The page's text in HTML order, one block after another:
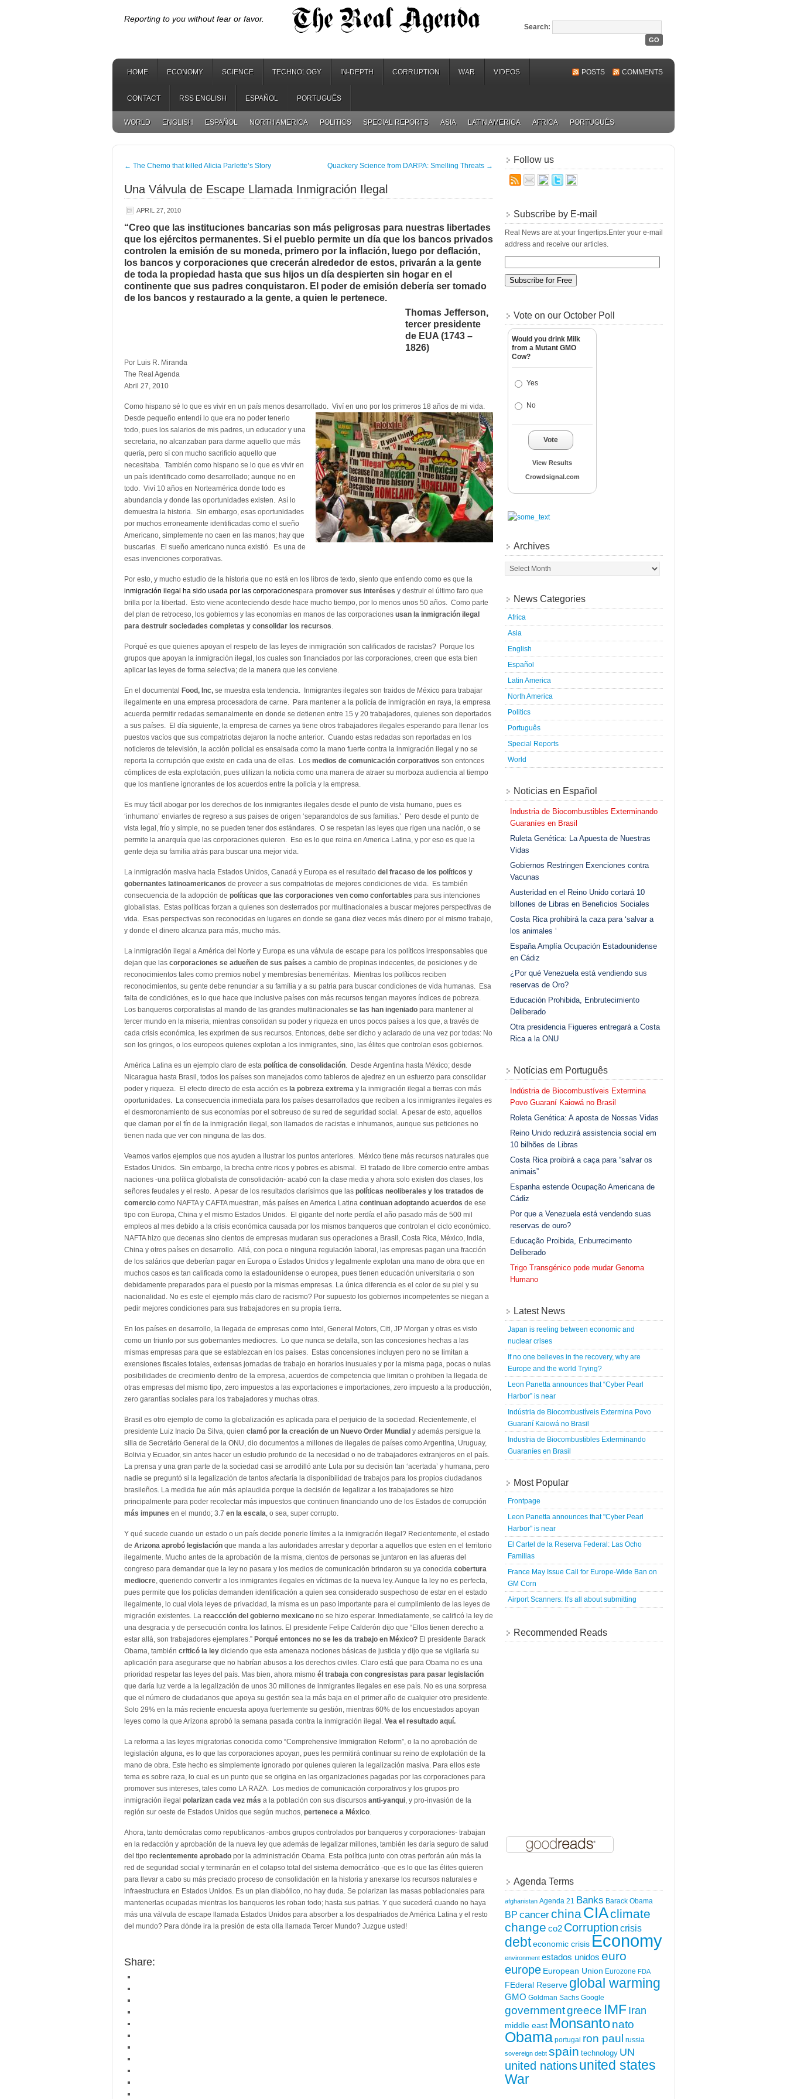
Reporting to you without fear or favor.
Search:
HOME ECONOMY SCIENCE TECHNOLOGY IN-DEPTH CORRUPTION WAR VIDEOS
CONTACT RSS ENGLISH ESPAÑOL PORTUGUÊS
POSTS COMMENTS
WORLD ENGLISH ESPAÑOL NORTH AMERICA POLITICS SPECIAL REPORTS ASIA LATIN AMERICA AFRICA PORTUGUÊS
← The Chemo that killed Alicia Parlette’s Story Quackery Science from DARPA: Smelling Threats →
Una Válvula de Escape Llamada Inmigración Ilegal
APRIL 27, 2010
“Creo que las instituciones bancarias son más peligrosas para nuestras libertades
que los ejércitos permanentes. Si el pueblo permite un día que los bancos privados
controlen la emisión de su moneda, primero por la inflación, luego por deflación,
los bancos y corporaciones que crecerán alrededor de estos, privarán a la gente
de toda la propiedad hasta que sus hijos un día despierten sin hogar en el
continente que sus padres conquistaron. El poder de emisión debería ser tomado
de los bancos y restaurado a la gente, a quien le pertenece.
Thomas Jefferson,
tercer presidente
de EUA (1743 –
1826)
Por Luis R. Miranda
The Real Agenda
Abril 27, 2010
Como hispano sé lo que es vivir en un país menos desarrollado. Viví en uno por los primeros 18 años de mi vida.
Desde pequeño entendí lo que era no poder tenerlo
todo, pues los salarios de mis padres, un educador y una
secretaria, no alcanzaban para darme aquello que más
quería, pero sí con mucho sacrificio aquello que
necesitaba. También como hispano se lo que es vivir en
un país identificado como desarrollado; aunque no en
todo. Viví 10 años en Norteamérica donde todo es
abundancia y donde las oportunidades existen. Así lo
demuestra la historia. Sin embargo, esas oportunidades
por muchos erroneamente identificadas como el sueño
Americano, simplemente no caen en las manos; hay que
buscarlas. El sueño americano nunca existió. Es una de
esas invenciones corporativas.
Por esto, y mucho estudio de la historia que no está en los libros de texto, siento que entiendo como es que la
inmigración ilegal ha sido usada por las corporacionespara promover sus interéses y destruir el último faro que
brilla por la libertad. Esto viene aconteciendo desde hace mucho tiempo, por lo menos unos 50 años. Como parte
del plan de retroceso, los gobiernos y las economías en manos de las corporaciones usan la inmigración ilegal
para destruir sociedades completas y consolidar los recursos.
Porqué es que quienes apoyan el respeto de las leyes de inmigración son calificados de racistas? Porque los
grupos que apoyan la inmigración ilegal, los cuales son financiados por las corporaciones, creen que esta bien
aplicar las leyes de forma selectiva; de la manera que les conviene.
En el documental Food, Inc, se muestra esta tendencia. Inmigrantes ilegales son traidos de México para trabajar
ilegalmente en una empresa procesadora de carne. Para mantener a la policía de inmigración en raya, la empresa
acuerda permitir redadas semanalmente en donde se detienen entre 15 y 20 trabajadores, quienes son deportados
a sus países. El día siguiente, la empresa de carnes ya tiene otros trabajadores ilegales esperando para llenar los
puestos vacíos que sus compatriotas dejaron la noche anterior. Cuando estas redadas son reportadas en los
noticieros de televisión, la acción policial es ensalsada como la mano fuerte contra la inmigración ilegal y no se
reporta la corrupción que existe en cada una de ellas. Los medios de comunicación corporativos son entonces
cómplices de esta explotación, pues utilizan la noticia como una manera de atraer su morboza audiencia al tiempo
que los mantiene ignorantes de los acuerdos entre la policía y la empresa.
Es muy fácil abogar por los derechos de los inmigrantes ilegales desde el punto de vista humano, pues es
‘inhumano’ enviarles de regreso a sus paises de origen ‘separandolos de sus familias.’ Pero desde el punto de
vista legal, frío y simple, no se pueden tener dos estándares. O se respetan las leyes que rigen una nación, o se
permite la anarquía que las corporaciones quieren. Eso es lo que reina en America Latina, y por eso es que la
gente deja su familia atrás para buscar una mejor vida.
La inmigración masiva hacia Estados Unidos, Canadá y Europa es el resultado del fracaso de los políticos y
gobernantes latinoamericanos de proveer a sus compatriotas de mejores condiciones de vida. Es también
consecuencia de la adopción de políticas que las corporaciones ven como confortables para sus intenciones
globalistas. Estas políticas forzan a quienes son desterrados por multinacionales a buscar mejores perspectivas de
vida. Esas perspectivas son reconocidas en lugares en donde se gana diez veces más dinero por el mismo trabajo,
y donde el dinero alcanza para más, mucho más.
La inmigración ilegal a América del Norte y Europa es una válvula de escape para los políticos irresponsables que
dejan que las corporaciones se adueñen de sus países a cambio de propinas indecentes, de posiciones y de
reconocimientos tales como premios nobel y membresías beneméritas. Mientras los políticos reciben
reconocimientos, su gente debe renunciar a su família y a su patria para buscar condiciones de vida humanas. Esa
falta de condiciónes, es lo que hace que inclusive países con más recursos tengan mayores índices de pobreza.
Los banqueros corporatistas al mando de las grandes multinacionales se las han ingeniado para mantener al
tercer mundo en la miseria, mientras consolidan su poder y riqueza en unos pocos países a los que, a través de
cada crisis económica, les exprimen de sus recursos. Entonces, debe ser dicho y aclarado de una vez por todas: No
son los gringos, o los europeos quienes explotan a los inmigrantes, sino, las élites que controlan esos gobiernos.
América Latina es un ejemplo claro de esta política de consolidación. Desde Argentina hasta México; desde
Nicaragua hasta Brasil, todos los países son manejados como tableros de ajedrez en un esfuerzo para consolidar
poder y riqueza. El efecto directo de esta acción es la pobreza extrema y la inmigración ilegal a tierras con más
oportunidades. La consecuencia inmediata para los países desarrollados que reciben a los inmigrantes ilegales es
el desmoronamiento de sus economías por el sobreuso de su red de seguridad social. A pesar de esto, aquellos
que claman por el fín de la inmigración ilegal, son llamados de racistas e inhumanos, aunque sus peticiones no
tienen nada que ver con ninguna de las dos.
Veamos varios ejemplos que nos ayuden a ilustrar los puntos anteriores. México tiene más recursos naturales que
Estados Unidos. Sin embargo, la brecha entre ricos y pobres es abismal. El tratado de libre comercio entre ambas
naciones -una política globalista de consolidación- acabó con la clase media y ahora solo existen dos clases, los
señores feudales y el resto. A pesar de los resultados clarísimos que las políticas neoliberales y los tratados de
comercio como NAFTA y CAFTA muestran, más países en America Latina continuan adoptando acuerdos de ese
tipo con Europa, China y el mismo Estados Unidos. El gigante del norte perdía el año pasado más de 500 mil
empleos al mes debido a la crisis económica causada por los mismos banqueros que controlan el ciclo económico.
NAFTA hizo que decenas sino cientos de empresas mudaran sus operaciones a Brasil, Costa Rica, México, India,
China y otros países en desarrollo. Allá, con poca o ninguna regulación laboral, las empresas pagan una fracción
de los salários que deberían pagar en Europa o Estados Unidos y legalmente explotan una mano de obra que en
muchos casos es tan calificada como la estadounidense o europea, pues tienen educación universitaria o son
debidamente preparados para el puesto por la mismas empresas. La única diferencia es el color de su piel y su
nacionalidad. No es este el ejemplo más claro de racismo? Por supuesto los gobiernos incompetentes se niegan a
pedir mejores condiciones para sus trabajadores en su propia tierra.
En los países en desarrollo, la llegada de empresas como Intel, General Motors, Citi, JP Morgan y otras es visto
como un triunfo por sus gobernantes mediocres. Lo que nunca se detalla, son las concesiones hechas a las
mismas empresas para que se establezcan en los países. Estas concensiones incluyen pero no se limitan a
exensiones fiscales totales, extensas jornadas de trabajo en horarios inusuales y por la misma paga, pocas o nulas
posibilidades de crecimiento dentro de la empresa, acuerdos de competencia que limitan o prohiben la llegada de
otras empresas del mismo tipo, zero impuestos a las exportaciones e importaciones, zero impuesto a la producción,
zero garantías sociales para los trabajadores y muchas otras.
Brasil es otro ejemplo de como la globalización es aplicada para el perjuicio de la sociedad. Recientemente, el
presidente Luiz Inacio Da Silva, quien clamó por la creación de un Nuevo Order Mundial y además persigue la
silla de Secretário General de la ONU, dio documentos a millones de ilegales de países como Argentina, Uruguay,
Bolivia y Ecuador, sin antes hacer un estudio profundo de la necesidad o no de trabajadores extranjeros en el país.
La prensa y una gran parte de la sociedad casi se arrodilló ante Lula por su decisión tan ‘acertada’ y humana, pero
nadie se preguntó si la legalización de tantos afectaría la disponibilidad de trabajos para los propios ciudadanos
brasileños. La medida fue aún más aplaudida porque la decisión de legalizar a los trabajadores se hizo
principalmente para poder recolectar más impuestos que continuen financiando uno de los Estados de corrupción
más impunes en el mundo; 3.7 en la escala, o sea, super corrupto.
Y qué sucede cuando un estado o un país decide ponerle límites a la inmigración ilegal? Recientemente, el estado
de Arizona aprobó legislación que manda a las autoridades arrestar y deportar a aquellos que esten en el territorio
ilegalmente. Mucho antes de la aprobación de la misma, cientos de personas se juntaron en las afueras del
congreso para demandar que la ley no pasara y los medios de comunicación brindaron su ya conocida cobertura
mediocre, queriendo convertir a los inmigrantes ilegales en víctimas de la nueva ley. Aunque la ley no es perfecta,
pues permite que los policías demanden identificación a quien sea considerado suspechoso de estar en el estado
ilegalmente, lo cual viola leyes de privacidad, la misma es un paso importante para el cumplimiento de las leyes de
migración existentes. La reaccción del gobierno mexicano no se hizo esperar. Inmediatamente, se calificó la ley de
una desgracia y de persecución contra los latinos. El presidente Felipe Calderón dijo que “Ellos tienen derecho a
estar allá, son trabajadores ejemplares.” Porqué entonces no se les da trabajo en México? El presidente Barack
Obama, también criticó la ley diciendo que esta amenaza nociones básicas de justicia y dijo que se vigilaría su
aplicación para asegurarse que no habrían abusos a los derechos civiles. Claro está que para Obama no es una
prioridad respetar las leyes del país. Mas bien, ahora mismo él trabaja con congresistas para pasar legislación
que daría luz verde a la legalización de unos 30 millones de inmigrantes ilegales en ese país. No es una sorpresa
que el número de ciudadanos que apoya su gestión sea la más baja en el primer año de cualquier otro presidente.
Solo 29% en la más reciente encuesta apoya fuertemente su gestión, mientras 60% de los encuestados apoyan
leyes como la que Arizona aprobó la semana pasada contra la inmigración ilegal. Vea el resultado aquí.
La reforma a las leyes migratorias conocida como “Comprehensive Immigration Reform”, o la no aprobación de
legislación alguna, es lo que las corporaciones apoyan, pues les permitirá continuar su reino de explotación de la
mano de obra. Este hecho es simplemente ignorado por quienes quieren la legalización masiva. Para ellos este
tema es sobre raza, lo cual es un punto que se origina en las organizaciones pagadas por las corporaciones para
promover sus intereses, tales como LA RAZA. Los medios de comunicación corporativos y los grupos pro
inmigración ilegal polarizan cada vez más a la población con sus discursos anti-yanqui, y pro-invasión de la
región sur oeste de Estados Unidos que según muchos, pertenece a México.
Ahora, tanto demócratas como republicanos -ambos grupos controlados por banqueros y corporaciones- trabajan
en la redacción y aprobación de la nueva ley que además de legalizar millones, también les daría seguro de salud
del tipo recientemente aprobado por la administración Obama. Esta política junto con otras perforán aún más la
red de seguridad social y terminarán en el colapso total del sistema democrático -que es lo que las élites quieren
para llevar a cabo su más preciado proceso de consolidación en la historia y anexarse los recursos naturales e
infraestructura en Estados Unidos. Es un plan diabólico, no hay duda. Se polarizan las masas poblacionales para
mantenerlas ocupadas mientras los banqueros les roban todo; hasta sus patrias. Y que sucederá cuando no haya
más una válvula de escape llamada Estados Unidos para absorber a los despatriados de América Latina y el resto
del mundo? Para dónde ira la presión de esta olla llamada Tercer Mundo? Juzgue usted!
Share:
Follow us
Subscribe by E-mail
Real News are at your fingertips.Enter your e-mail
address and receive our articles.
Vote on our October Poll
Would you drink Milk
from a Mutant GMO
Cow?
Yes
No
Vote
View Results
Crowdsignal.com
Archives
News Categories
Africa
Asia
English
Español
Latin America
North America
Politics
Português
Special Reports
World
Noticias en Español
Industria de Biocombustibles Exterminando
Guaraníes en Brasil
Ruleta Genética: La Apuesta de Nuestras
Vidas
Gobiernos Restringen Exenciones contra
Vacunas
Austeridad en el Reino Unido cortará 10
billones de Libras en Beneficios Sociales
Costa Rica prohibirá la caza para ‘salvar a
los animales ‘
España Amplía Ocupación Estadounidense
en Cádiz
¿Por qué Venezuela está vendiendo sus
reservas de Oro?
Educación Prohibida, Enbrutecimiento
Deliberado
Otra presidencia Figueres entregará a Costa
Rica a la ONU
Notícias em Português
Indústria de Biocombustíveis Extermina
Povo Guaraní Kaiowá no Brasil
Roleta Genética: A aposta de Nossas Vidas
Reino Unido reduzirá assistencia social em
10 bilhões de Libras
Costa Rica proibirá a caça para “salvar os
animais”
Espanha estende Ocupação Americana de
Cádiz
Por que a Venezuela está vendendo suas
reservas de ouro?
Educação Proibida, Enburrecimento
Deliberado
Trigo Transgénico pode mudar Genoma
Humano
Latest News
Japan is reeling between economic and
nuclear crises
If no one believes in the recovery, why are
Europe and the world Trying?
Leon Panetta announces that “Cyber Pearl
Harbor” is near
Indústria de Biocombustíveis Extermina Povo
Guaraní Kaiowá no Brasil
Industria de Biocombustibles Exterminando
Guaraníes en Brasil
Most Popular
Frontpage
Leon Panetta announces that "Cyber Pearl
Harbor" is near
El Cartel de la Reserva Federal: Las Ocho
Familias
France May Issue Call for Europe-Wide Ban on
GM Corn
Airport Scanners: It's all about submitting
Recommended Reads
Agenda Terms
afghanistan Agenda 21 Banks Barack Obama
BP cancerchinaCIAclimate
change co2 Corruption crisis
debteconomic crisis Economy
environment estados unidos euro
europe European Union Eurozone FDA
FEderal Reserve global warming
GMO Goldman Sachs Google
governmentgreece IMF Iran
middle east Monsantonato
Obama portugal ron paul russia
sovereign debt spain technology UN
united nationsunited states
War